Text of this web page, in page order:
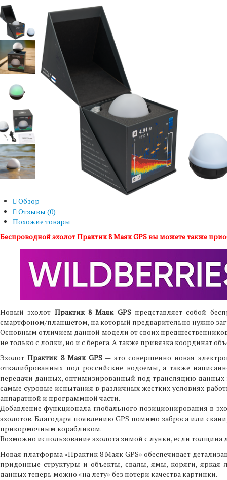
Обзор
Отзывы (0)
Похожие товары
Беспроводной эхолот Практик 8 Маяк GPS вы можете также
Новый эхолот Практик 8 Маяк GPSпредставляет собой
смартфоном/планшетом, на который предварительно нужно
Основным отличием данной модели от своих
не только с лодки, но и с берега. А также привязка координат
ЭхолотПрактик 8 Маяк GPS — это совершенно новая
откалиброванных под российские водоемы, а также
передачи данных, оптимизированный под трансляцию данных
самые суровые испытания в различных жестких условиях
аппаратной и программной части.
Добавление функционала глобального позиционирования в
эхолотов. Благодаря появлению GPS помимо заброса или
прикормочным корабликом.
Возможно использование эхолота зимой с лунки, если толщина
Новая платформа «Практик 8 Маяк GPS» обеспечивает
придонные структуры и объекты, свалы, ямы, коряги, яркая
данных теперь можно «на лету» без потери качества картинки.